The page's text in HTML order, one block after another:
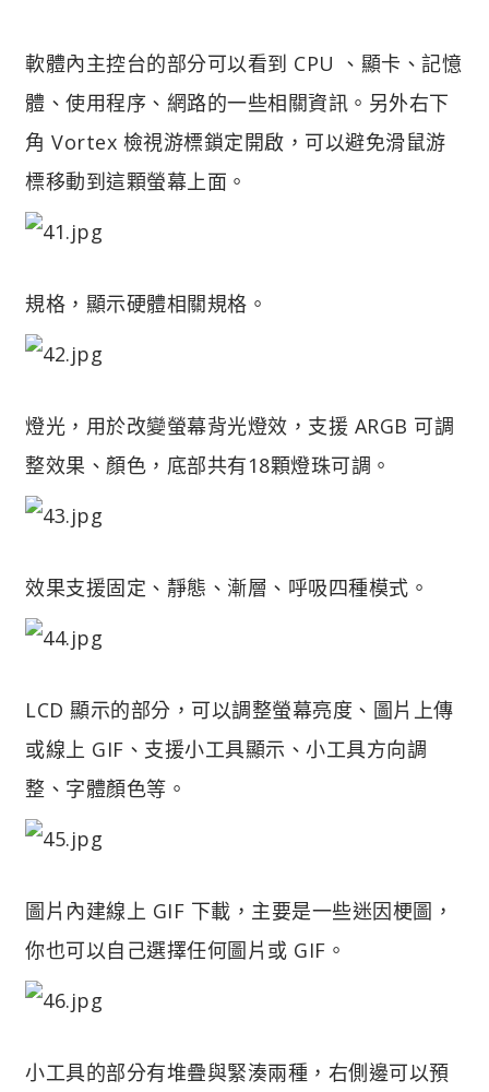
軟體內主控台的部分可以看到 CPU 、顯卡、記憶
體、使用程序、網路的一些相關資訊。另外右下
角 Vortex 檢視游標鎖定開啟，可以避免滑鼠游
標移動到這顆螢幕上面。
規格，顯示硬體相關規格。
燈光，用於改變螢幕背光燈效，支援 ARGB 可調
整效果、顏色，底部共有18顆燈珠可調。
效果支援固定、靜態、漸層、呼吸四種模式。
LCD 顯示的部分，可以調整螢幕亮度、圖片上傳
或線上 GIF、支援小工具顯示、小工具方向調
整、字體顏色等。
圖片內建線上 GIF 下載，主要是一些迷因梗圖，
你也可以自己選擇任何圖片或 GIF。
小工具的部分有堆疊與緊湊兩種，右側邊可以預